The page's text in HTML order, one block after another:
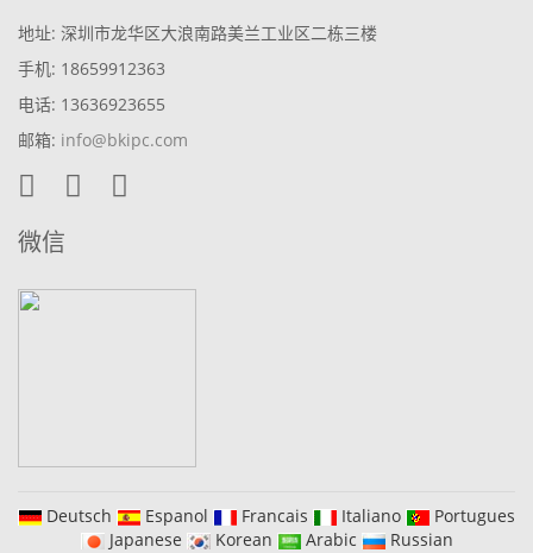
地址: 深圳市龙华区大浪南路美兰工业区二栋三楼
手机: 18659912363
电话: 13636923655
邮箱: info@bkipc.com
微信
Deutsch Espanol Francais Italiano
Portugues
Japanese
Korean Arabic Russian